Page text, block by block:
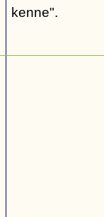
kenne".